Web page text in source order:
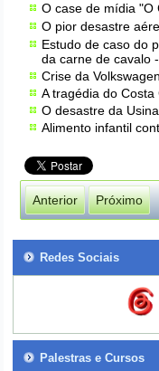
O case de mídia "O
O pior desastre
Estudo de caso do
da carne de cavalo
Crise da Volkswagen
A tragédia do
O desastre da
Alimento infantil
Anterior Próximo
Redes Sociais
Palestras e Cursos